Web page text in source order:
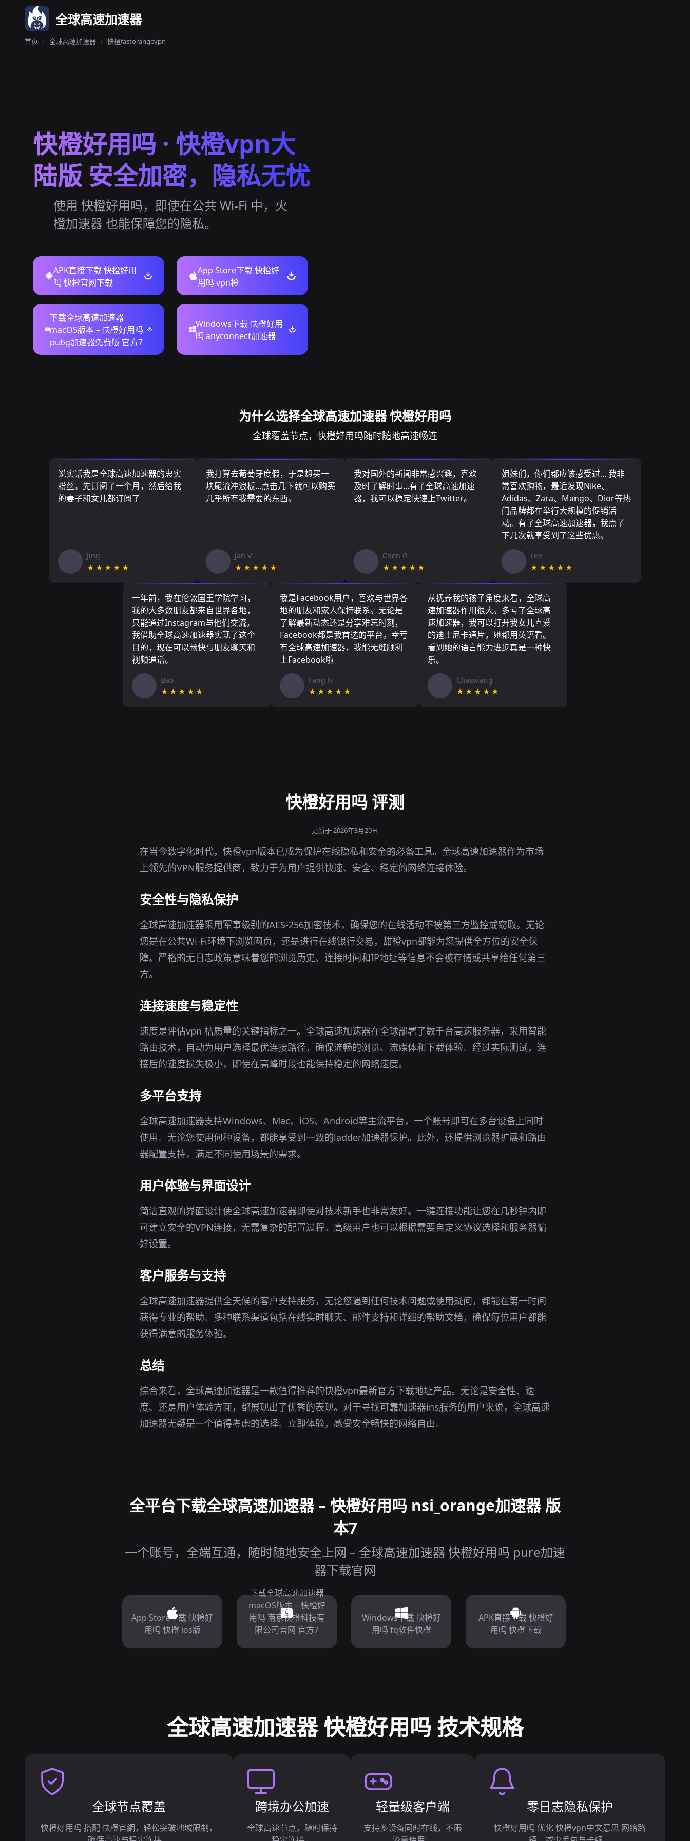
全球高速加速器
首页 › 全球高速加速器 › 快橙fastorangevpn
快橙好用吗 · 快橙vpn大
陆版 安全加密，隐私无忧
使用 快橙好用吗，即使在公共 Wi-Fi 中，火
橙加速器 也能保障您的隐私。
APK直接下载 快橙好用
吗 快橙官网下载
App Store下载 快橙好
用吗 vpn橙
下载全球高速加速器
macOS版本 – 快橙好用吗
pubg加速器免费版 官方7
Windows下载 快橙好用
吗 anyconnect加速器
为什么选择全球高速加速器 快橙好用吗
全球覆盖节点，快橙好用吗随时随地高速畅连
说实话我是全球高速加速器的忠实
粉丝。先订阅了一个月，然后给我
的妻子和女儿都订阅了
Jing
★★★★★
我打算去葡萄牙度假，于是想买一
块尾流冲浪板...点击几下就可以购买
几乎所有我需要的东西。
Jan V
★★★★★
我对国外的新闻非常感兴趣，喜欢
及时了解时事...有了全球高速加速
器，我可以稳定快速上Twitter。
Chen G
★★★★★
姐妹们，你们都应该感受过... 我非
常喜欢购物，最近发现Nike、
Adidas、Zara、Mango、Dior等热
门品牌都在举行大规模的促销活
动。有了全球高速加速器，我点了
下几次就享受到了这些优惠。
Lee
★★★★★
一年前，我在伦敦国王学院学习，
我的大多数朋友都来自世界各地，
只能通过Instagram与他们交流。
我借助全球高速加速器实现了这个
目的，现在可以畅快与朋友聊天和
视频通话。
Bao
★★★★★
我是Facebook用户，喜欢与世界各
地的朋友和家人保持联系。无论是
了解最新动态还是分享难忘时刻，
Facebook都是我首选的平台。幸亏
有全球高速加速器，我能无缝顺利
上Facebook啦
Fang N
★★★★★
从抚养我的孩子角度来看，全球高
速加速器作用很大。多亏了全球高
速加速器，我可以打开我女儿喜爱
的迪士尼卡通片，她都用英语看。
看到她的语言能力进步真是一种快
乐。
Chaoxiang
★★★★★
快橙好用吗 评测
更新于 2026年3月20日
在当今数字化时代，快橙vpn版本已成为保护在线隐私和安全的必备工具。全球高速加速器作为市场
上领先的VPN服务提供商，致力于为用户提供快速、安全、稳定的网络连接体验。
安全性与隐私保护
全球高速加速器采用军事级别的AES-256加密技术，确保您的在线活动不被第三方监控或窃取。无论
您是在公共Wi-Fi环境下浏览网页，还是进行在线银行交易，甜橙vpn都能为您提供全方位的安全保
障。严格的无日志政策意味着您的浏览历史、连接时间和IP地址等信息不会被存储或共享给任何第三
方。
连接速度与稳定性
速度是评估vpn 桔质量的关键指标之一。全球高速加速器在全球部署了数千台高速服务器，采用智能
路由技术，自动为用户选择最优连接路径，确保流畅的浏览、流媒体和下载体验。经过实际测试，连
接后的速度损失极小，即使在高峰时段也能保持稳定的网络速度。
多平台支持
全球高速加速器支持Windows、Mac、iOS、Android等主流平台，一个账号即可在多台设备上同时
使用。无论您使用何种设备，都能享受到一致的ladder加速器保护。此外，还提供浏览器扩展和路由
器配置支持，满足不同使用场景的需求。
用户体验与界面设计
简洁直观的界面设计使全球高速加速器即使对技术新手也非常友好。一键连接功能让您在几秒钟内即
可建立安全的VPN连接，无需复杂的配置过程。高级用户也可以根据需要自定义协议选择和服务器偏
好设置。
客户服务与支持
全球高速加速器提供全天候的客户支持服务，无论您遇到任何技术问题或使用疑问，都能在第一时间
获得专业的帮助。多种联系渠道包括在线实时聊天、邮件支持和详细的帮助文档，确保每位用户都能
获得满意的服务体验。
总结
综合来看，全球高速加速器是一款值得推荐的快橙vpn最新官方下载地址产品。无论是安全性、速
度、还是用户体验方面，都展现出了优秀的表现。对于寻找可靠加速器ins服务的用户来说，全球高速
加速器无疑是一个值得考虑的选择。立即体验，感受安全畅快的网络自由。
全平台下载全球高速加速器 – 快橙好用吗 nsi_orange加速器 版
本7
一个账号，全端互通，随时随地安全上网 – 全球高速加速器 快橙好用吗 pure加速
器下载官网
App Store下载 快橙好
用吗 快橙 ios版
下载全球高速加速器
macOS版本 – 快橙好
用吗 南京快橙科技有
限公司官网 官方7
Windows下载 快橙好
用吗 fq软件快橙
APK直接下载 快橙好
用吗 快橙下载
全球高速加速器 快橙好用吗 技术规格
全球节点覆盖
快橙好用吗 搭配 快橙官網，轻松突破地域限制，
跨境办公加速
全球高速节点，随时保持
轻量级客户端
支持多设备同时在线，不限
零日志隐私保护
快橙好用吗 优化 快橙vpn中文意思 网络路